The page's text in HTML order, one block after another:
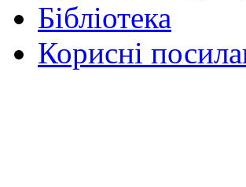
Бібліотека
Корисні